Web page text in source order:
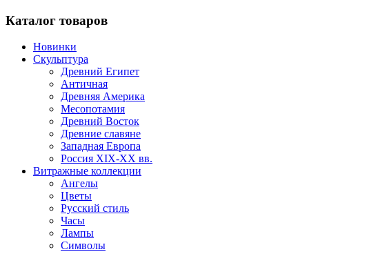
Каталог товаров
Новинки
Скульптура
Древний Египет
Античная
Древняя Америка
Месопотамия
Древний Восток
Древние славяне
Западная Европа
Россия XIX-XX вв.
Витражные коллекции
Ангелы
Цветы
Русский стиль
Часы
Лампы
Символы